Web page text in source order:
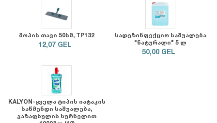
მოპის თავი 50სმ, TP132
12,07 GEL
სადეზინფექციო საშუალება
"ნატურალი" 5 ლ
50,00 GEL
KALYON-ყველა ტიპის იატაკის
საწმენდი საშუალება,
გაზაფხულის სურნელით